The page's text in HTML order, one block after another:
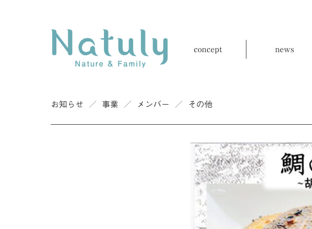
concept news
お知らせ ／ 事業 ／ メンバー ／ その他